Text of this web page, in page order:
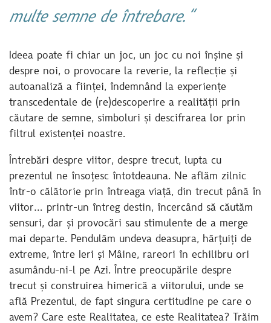
multe semne de întrebare.“
Ideea poate fi chiar un joc, un joc cu noi înșine și
despre noi, o provocare la reverie, la reflecție și
autoanaliză a ființei, îndemnând la experiențe
transcedentale de (re)descoperire a realității prin
căutare de semne, simboluri și descifrarea lor prin
filtrul existenței noastre.
Întrebări despre viitor, despre trecut, lupta cu
prezentul ne însoțesc întotdeauna. Ne aflăm zilnic
într-o călătorie prin întreaga viață, din trecut până în
viitor… printr-un întreg destin, încercând să căutăm
sensuri, dar și provocări sau stimulente de a merge
mai departe. Pendulăm undeva deasupra, hărțuiți de
extreme, între Ieri și Mâine, rareori în echilibru ori
asumându-ni-l pe Azi. Între preocupările despre
trecut și construirea himerică a viitorului, unde se
află Prezentul, de fapt singura certitudine pe care o
avem? Care este Realitatea, ce este Realitatea? Trăim